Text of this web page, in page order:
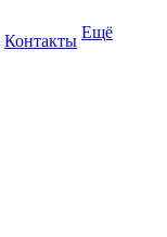
Контакты Ещё